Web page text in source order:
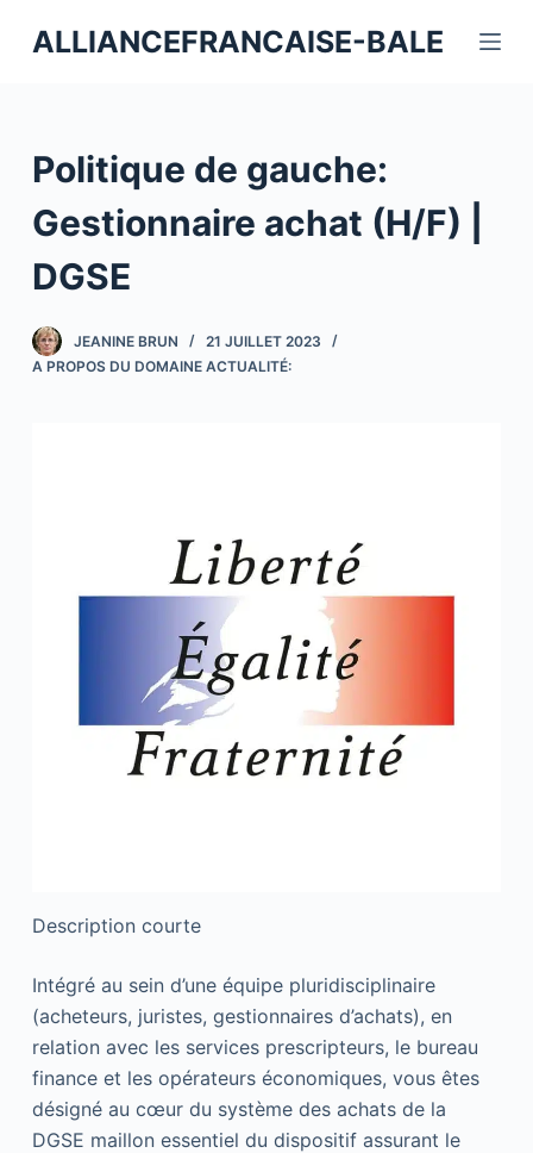
a
e
a
n
ALLIANCEFRANCAISE-BALE
Politique de gauche:
Gestionnaire achat (H/F) |
DGSE
JEANINE BRUN
21 JUILLET 2023
A PROPOS DU DOMAINE ACTUALITÉ:
Description courte
Intégré au sein d’une équipe pluridisciplinaire
(acheteurs, juristes, gestionnaires d’achats), en
relation avec les services prescripteurs, le bureau
finance et les opérateurs économiques, vous êtes
désigné au cœur du système des achats de la
DGSE maillon essentiel du dispositif assurant le